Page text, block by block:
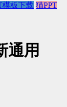
模板下载 猫PPT
通用